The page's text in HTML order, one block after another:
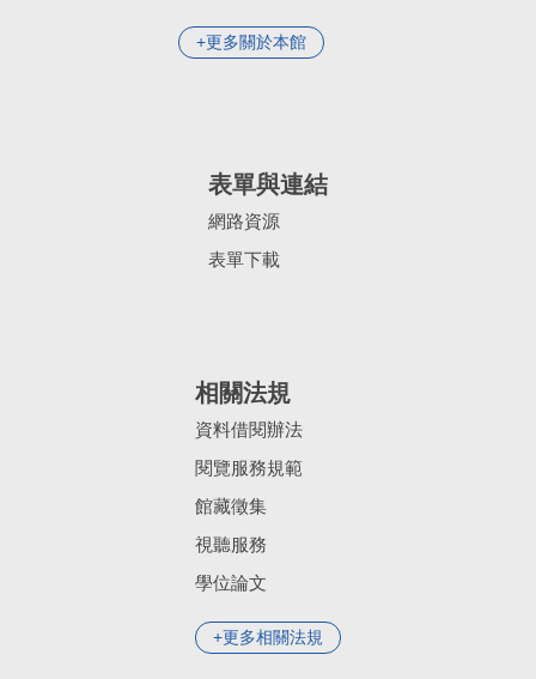
更多關於本館
表單與連結
網路資源
表單下載
相關法規
資料借閱辦法
閱覽服務規範
館藏徵集
視聽服務
學位論文
更多相關法規